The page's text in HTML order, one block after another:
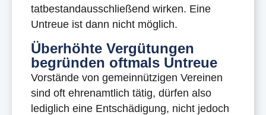
tatbestandausschließend wirken. Eine
Untreue ist dann nicht möglich.
Überhöhte Vergütungen
begründen oftmals Untreue
Vorstände von gemeinnützigen Vereinen
sind oft ehrenamtlich tätig, dürfen also
lediglich eine Entschädigung, nicht jedoch